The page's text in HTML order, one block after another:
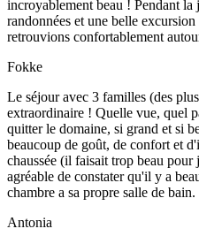
incroyablement beau ! Pendant la
randonnées et une belle
retrouvions confortablement
Fokke
Le séjour avec 3 familles (des
extraordinaire ! Quelle vue, quel
quitter le domaine, si grand et si
beaucoup de goût, de confort et
chaussée (il faisait trop beau
agréable de constater qu'il y a
chambre a sa propre salle de
Antonia